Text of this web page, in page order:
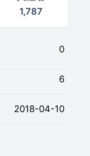
1,787
0
6
2018-04-10